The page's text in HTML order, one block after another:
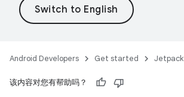
Android Developers Get started Jetpack
该内容对您有帮助吗？